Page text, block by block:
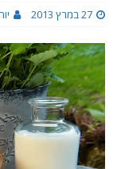
27 במרץ 2013